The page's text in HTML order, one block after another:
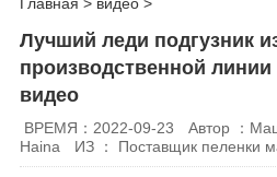
Лучший леди подгузник
производственной
видео
ВРЕМЯ：2022-09-23
Автор ：
Haina
ИЗ ： Поставщик пеленки